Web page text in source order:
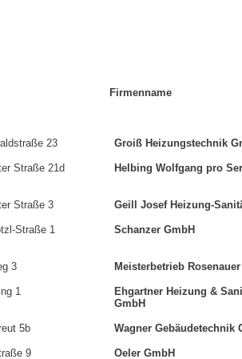
Firmenname
23 Groiß Heizungstechnik
Straße 21d Helbing Wolfgang pro
Straße 3 Geill Josef Heizung-
Straße 1 Schanzer GmbH
3 Meisterbetrieb Rosenauer
1
Ehgartner Heizung &
GmbH
5b Wagner Gebäudetechnik
9 Oeler GmbH